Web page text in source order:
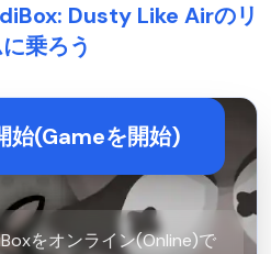
Dusty Like Airのリ
乗ろう
始(Gameを開始)
をオンライン(Online)で